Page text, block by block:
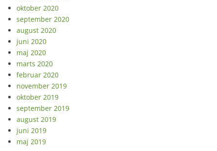
oktober 2020
september 2020
august 2020
juni 2020
maj 2020
marts 2020
februar 2020
november 2019
oktober 2019
september 2019
august 2019
juni 2019
maj 2019